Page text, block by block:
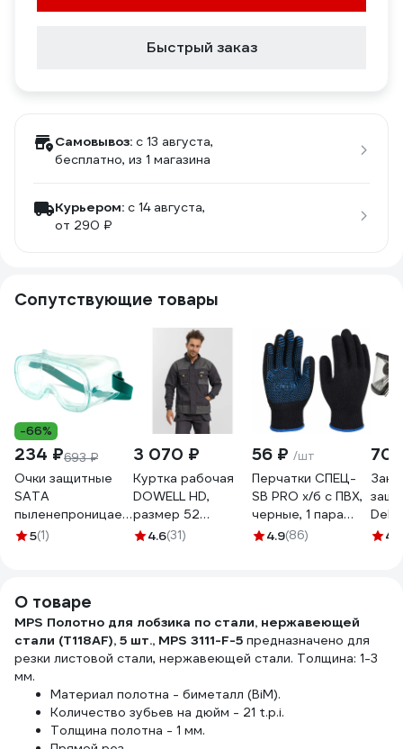
Быстрый заказ
Самовывоз: c 13 августа,
бесплатно, из 1 магазина
Курьером: c 14 августа,
от 290 ₽
Сопутствующие товары
-66%
234 ₽693 ₽
Очки защитные
SATA
пыленепроницаемые,
герметичные от
5(1)
3 070 ₽
Куртка рабочая
DOWELL HD,
размер 52
D81210-L
4.6(31)
56 ₽ /шт
Перчатки СПЕЦ-
SB PRO х/б с ПВХ,
черные, 1 пара
3.1211.011
4.9(86) 4.3
О товаре
MPS Полотно для лобзика по стали, нержавеющей
стали (T118AF), 5 шт., MPS 3111-F-5 предназначено для
резки листовой стали, нержавеющей стали. Толщина: 1-3
мм.
Материал полотна - биметалл (BiM).
Количество зубьев на дюйм - 21 t.p.i.
Толщина полотна - 1 мм.